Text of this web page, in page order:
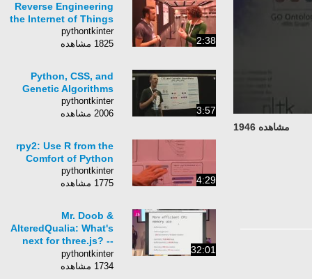
مشاهده 1946
2:38
Reverse Engineering
the Internet of Things
pythontkinter
1825 مشاهده
3:57
Python, CSS, and
Genetic Algorithms
pythontkinter
2006 مشاهده
4:29
rpy2: Use R from the
Comfort of Python
pythontkinter
1775 مشاهده
32:01
Mr. Doob &
AlteredQualia: What's
next for three.js? --
JSConf EU 2012
pythontkinter
1734 مشاهده